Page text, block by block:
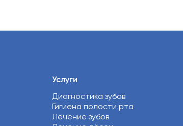
Услуги
Диагностика зубов
Гигиена полости рта
Лечение зубов